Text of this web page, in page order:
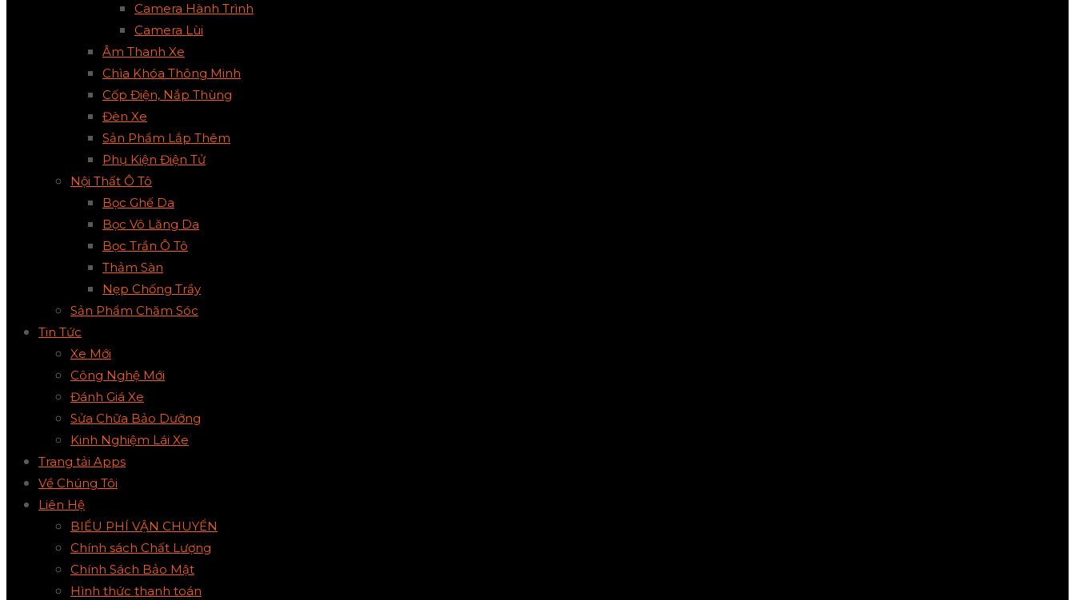
Camera Hành Trình
Camera Lùi
Âm Thanh Xe
Chìa Khóa Thông Minh
Cốp Điện, Nắp Thùng
Đèn Xe
Sản Phẩm Lắp Thêm
Phụ Kiện Điện Tử
Nội Thất Ô Tô
Bọc Ghế Da
Bọc Vô Lăng Da
Bọc Trần Ô Tô
Thảm Sàn
Nẹp Chống Trầy
Sản Phẩm Chăm Sóc
Tin Tức
Xe Mới
Công Nghệ Mới
Đánh Giá Xe
Sửa Chữa Bảo Dưỡng
Kinh Nghiệm Lái Xe
Trang tải Apps
Về Chúng Tôi
Liên Hệ
BIỂU PHÍ VẬN CHUYỂN
Chính sách Chất Lượng
Chính Sách Bảo Mật
Hình thức thanh toán